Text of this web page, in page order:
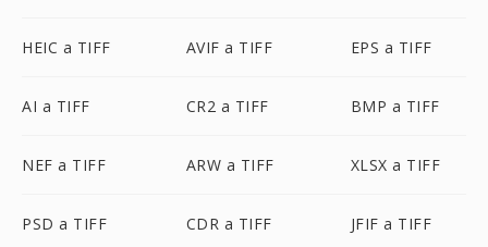
HEIC a TIFF AVIF a TIFF EPS a TIFF
AI a TIFF CR2 a TIFF BMP a TIFF
NEF a TIFF ARW a TIFF XLSX a TIFF
PSD a TIFF CDR a TIFF JFIF a TIFF